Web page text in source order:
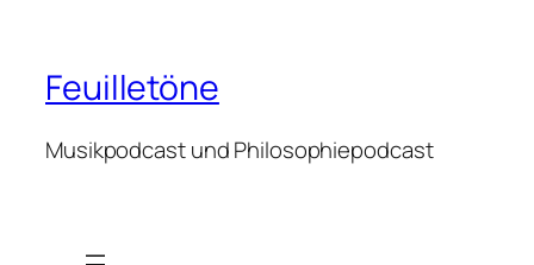
Feuilletöne
Musikpodcast und Philosophiepodcast